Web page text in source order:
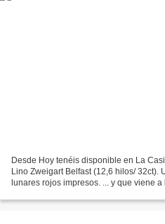
Desde Hoy tenéis disponible en La
Lino Zweigart Belfast (12,6 hilos/ 32ct).
lunares rojos impresos. ... y que viene